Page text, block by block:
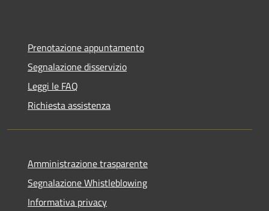
Prenotazione appuntamento
Segnalazione disservizio
Leggi le FAQ
Richiesta assistenza
Amministrazione trasparente
Segnalazione Whistleblowing
Informativa privacy